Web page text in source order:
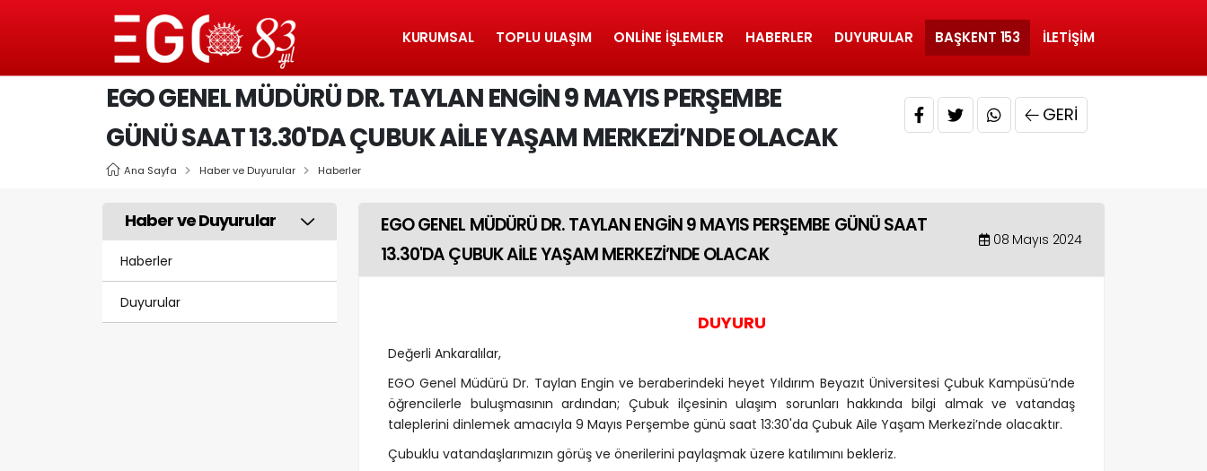
KURUMSAL TOPLU ULAŞIM ONLINE İŞLEMLER HABERLER DUYURULAR BAŞKENT 153 İLETIŞIM
EGO GENEL MÜDÜRÜ DR. TAYLAN ENGİN 9 MAYIS PERŞEMBE
GÜNÜ SAAT 13.30'DA ÇUBUK AİLE YAŞAM MERKEZİ’NDE OLACAK
Ana Sayfa Haber ve Duyurular Haberler
GERI
Haber ve Duyurular
Haberler
Duyurular
EGO GENEL MÜDÜRÜ DR. TAYLAN ENGİN 9 MAYIS PERŞEMBE GÜNÜ SAAT
13.30'DA ÇUBUK AİLE YAŞAM MERKEZİ’NDE OLACAK
08 Mayıs 2024
DUYURU
Değerli Ankaralılar,
EGO Genel Müdürü Dr. Taylan Engin ve beraberindeki heyet Yıldırım Beyazıt Üniversitesi Çubuk Kampüsü’nde
öğrencilerle buluşmasının ardından; Çubuk ilçesinin ulaşım sorunları hakkında bilgi almak ve vatandaş
taleplerini dinlemek amacıyla 9 Mayıs Perşembe günü saat 13:30'da Çubuk Aile Yaşam Merkezi’nde olacaktır.
Çubuklu vatandaşlarımızın görüş ve önerilerini paylaşmak üzere katılımını bekleriz.